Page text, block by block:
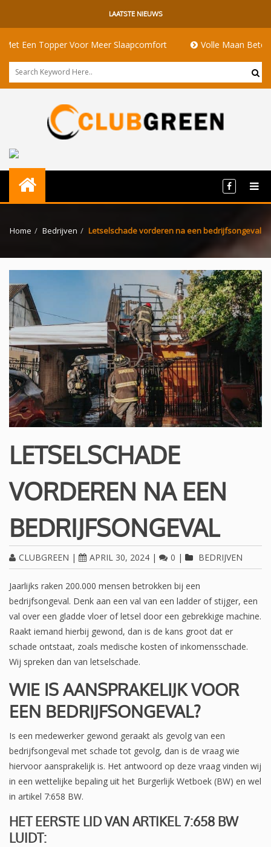
LAATSTE NIEUWS
Voor Meer Slaapcomfort Volle Maan Betekenis:
Home Bedrijven Letselschade vorderen na een bedrijfsongeval
LETSELSCHADE
VORDEREN NA EEN
BEDRIJFSONGEVAL
CLUBGREEN | APRIL 30, 2024 | 0 | BEDRIJVEN
Jaarlijks raken 200.000 mensen betrokken bij een
bedrijfsongeval. Denk aan een val van een ladder of stijger, een
val over een gladde vloer of letsel door een gebrekkige machine.
Raakt iemand hierbij gewond, dan is de kans groot dat er
schade ontstaat, zoals medische kosten of inkomensschade.
Wij spreken dan van letselschade.
WIE IS AANSPRAKELIJK VOOR
EEN BEDRIJFSONGEVAL?
Is een medewerker gewond geraakt als gevolg van een
bedrijfsongeval met schade tot gevolg, dan is de vraag wie
hiervoor aansprakelijk is. Het antwoord op deze vraag vinden wij
in een wettelijke bepaling uit het Burgerlijk Wetboek (BW) en wel
in artikel 7:658 BW.
HET EERSTE LID VAN ARTIKEL 7:658 BW
LUIDT: